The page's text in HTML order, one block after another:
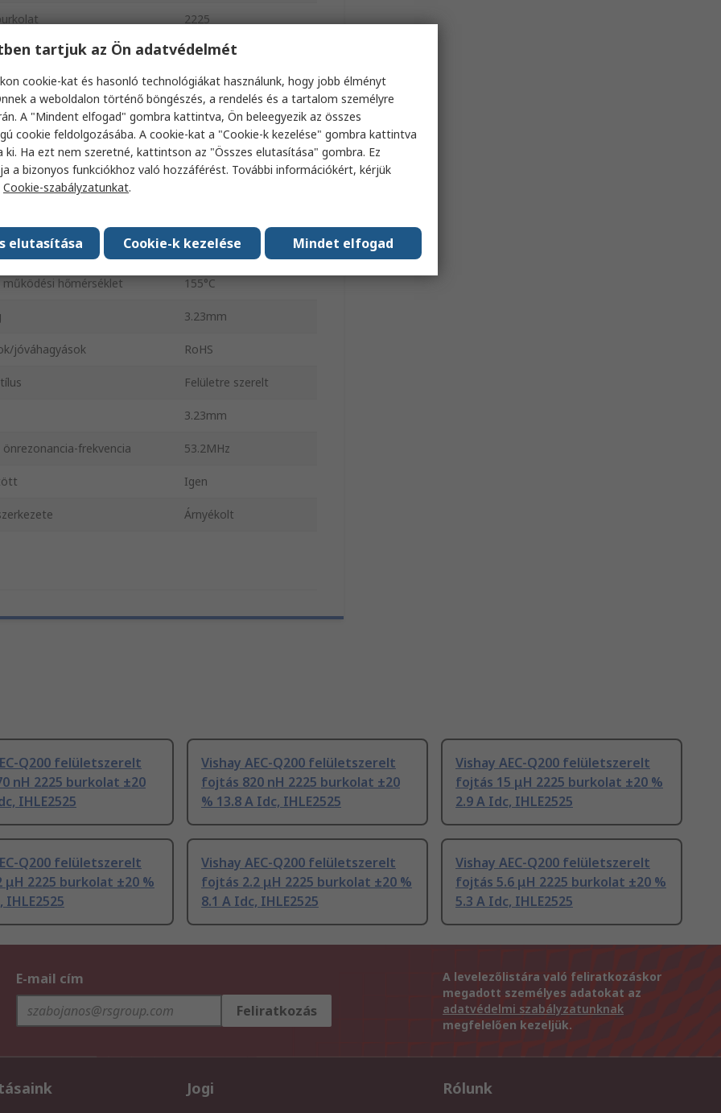
2225
7.21mm
szabvány AEC-Q200
Igen
ellenállás 8.45mΩ
hőmérséklet
IHLE2525
működési hőmérséklet 155°C
3.23mm
jóváhagyások RoHS
Felületre szerelt
3.23mm
önrezonancia-frekvencia 53.2MHz
Igen
Árnyékolt
Q200 felületszerelt
nH 2225 burkolat ±20
IHLE2525
Vishay AEC-Q200 felületszerelt
fojtás 820 nH 2225 burkolat ±20
% 13.8 A Idc, IHLE2525
Vishay AEC-Q200 felületszerelt
fojtás 15 μH 2225 burkolat ±20 %
2.9 A Idc, IHLE2525
Q200 felületszerelt
μH 2225 burkolat ±20 %
IHLE2525
Vishay AEC-Q200 felületszerelt
fojtás 2.2 μH 2225 burkolat ±20 %
8.1 A Idc, IHLE2525
Vishay AEC-Q200 felületszerelt
fojtás 5.6 μH 2225 burkolat ±20 %
5.3 A Idc, IHLE2525
E-mail cím
Feliratkozás
A levelezőlistára való feliratkozáskor
megadott személyes adatokat az
adatvédelmi szabályzatunknak
megfelelően kezeljük.
Jogi Rólunk
tartjuk az Ön adatvédelmét
cookie-kat és hasonló technológiákat használunk, hogy jobb élményt
a weboldalon történő böngészés, a rendelés és a tartalom személyre
A "Mindent elfogad" gombra kattintva, Ön beleegyezik az összes
cookie feldolgozásába. A cookie-kat a "Cookie-k kezelése" gombra kattintva
ki. Ha ezt nem szeretné, kattintson az "Összes elutasítása" gombra. Ez
a bizonyos funkciókhoz való hozzáférést. További információkért, kérjük
Cookie-szabályzatunkat.
Mindet elfogad
Cookie-k kezelése
elutasítása